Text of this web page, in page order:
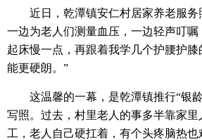
近日，乾潭镇安仁村居家养老服
一边为老人们测量血压，一边轻声叮嘱
起床慢一点，再跟着我学几个护腰护
能更硬朗。”
这温馨的一幕，是乾潭镇推行“银
写照。过去，村里老人的事多半靠家
工，老人自己硬扛着，有个头疼脑热